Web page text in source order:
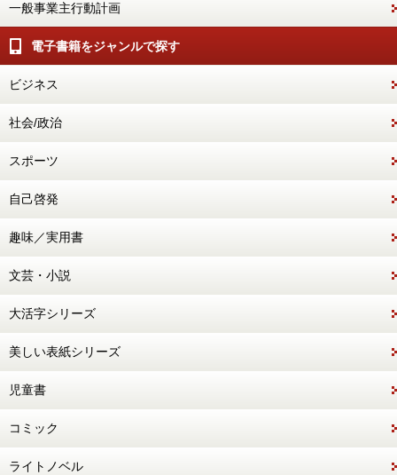
一般事業主行動計画
電子書籍をジャンルで探す
ビジネス
社会/政治
スポーツ
自己啓発
趣味／実用書
文芸・小説
大活字シリーズ
美しい表紙シリーズ
児童書
コミック
ライトノベル